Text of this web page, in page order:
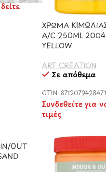
ΧΡΩΜΑ
A/C 250ML 2004
YELLOW
ART CREATION
Σε απόθεμα
GTIN: 8712079428471
Συνδεθείτε για
τιμές
OUT